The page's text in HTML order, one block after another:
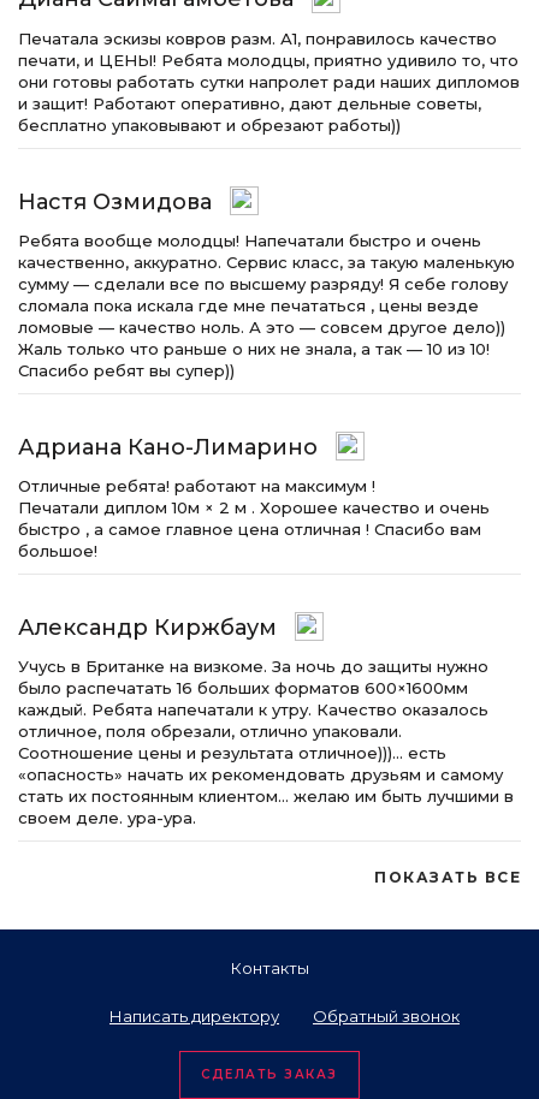
Печатала эскизы ковров разм. А1, понравилось качество
печати, и ЦЕНЫ! Ребята молодцы, приятно удивило то, что
они готовы работать сутки напролет ради наших дипломов
и защит! Работают оперативно, дают дельные советы,
бесплатно упаковывают и обрезают работы))
Настя Озмидова
Ребята вообще молодцы! Напечатали быстро и очень
качественно, аккуратно. Сервис класс, за такую маленькую
сумму — сделали все по высшему разряду! Я себе голову
сломала пока искала где мне печататься , цены везде
ломовые — качество ноль. А это — совсем другое дело))
Жаль только что раньше о них не знала, а так — 10 из 10!
Спасибо ребят вы супер))
Адриана Кано-Лимарино
Отличные ребята! работают на максимум !
Печатали диплом 10м × 2 м . Хорошее качество и очень
быстро , а самое главное цена отличная ! Спасибо вам
большое!
Александр Киржбаум
Учусь в Британке на визкоме. За ночь до защиты нужно
было распечатать 16 больших форматов 600×1600мм
каждый. Ребята напечатали к утру. Качество оказалось
отличное, поля обрезали, отлично упаковали.
Соотношение цены и результата отличное)))… есть
«опасность» начать их рекомендовать друзьям и самому
стать их постоянным клиентом… желаю им быть лучшими в
своем деле. ура-ура.
ПОКАЗАТЬ ВСЕ
Контакты
Написать директору Обратный звонок
СДЕЛАТЬ ЗАКАЗ